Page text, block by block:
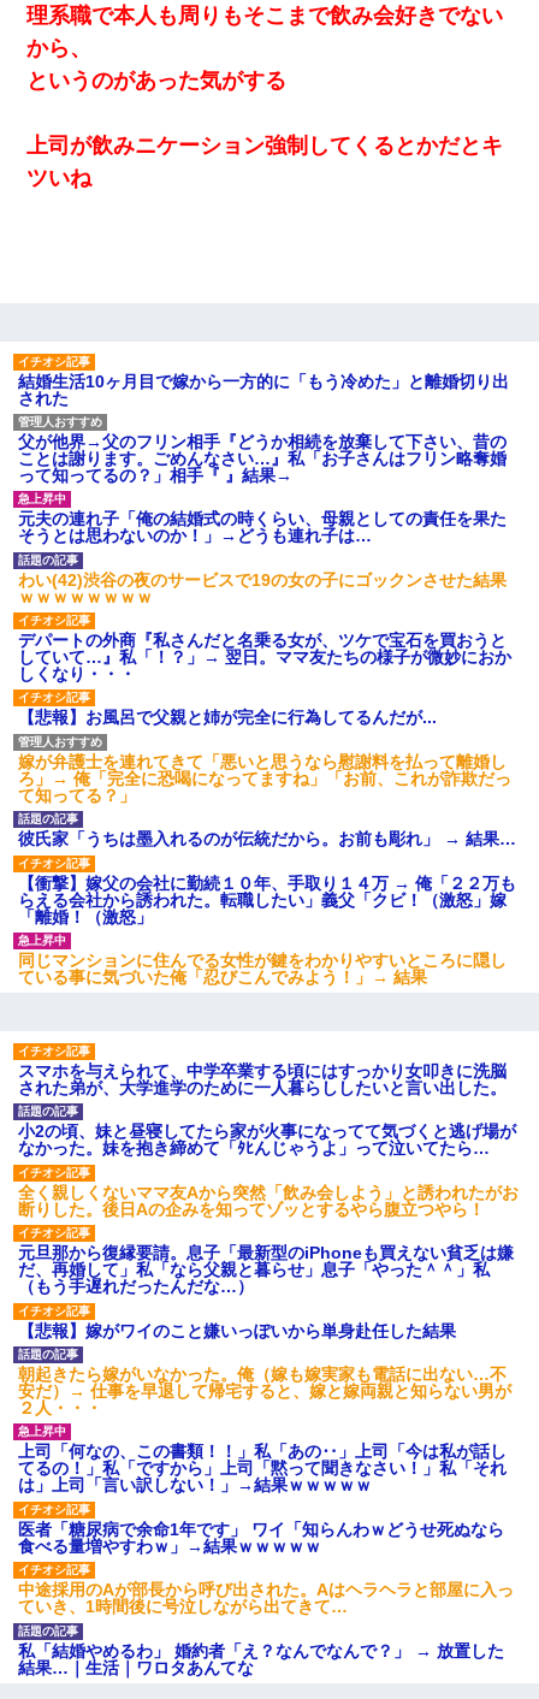
理系職で本人も周りもそこまで飲み会好きでない
から、
というのがあった気がする
上司が飲みニケーション強制してくるとかだとキ
ツいね
結婚生活10ヶ月目で嫁から一方的に「もう冷めた」と離婚切り出
された
父が他界→父のフリン相手『どうか相続を放棄して下さい、昔の
ことは謝ります。ごめんなさい…』私「お子さんはフリン略奪婚
って知ってるの？」相手『 』結果→
元夫の連れ子「俺の結婚式の時くらい、母親としての責任を果た
そうとは思わないのか！」→どうも連れ子は…
わい(42)渋谷の夜のサービスで19の女の子にゴックンさせた結果
ｗｗｗｗｗｗｗｗ
デパートの外商『私さんだと名乗る女が、ツケで宝石を買おうと
していて…』私「！？」→ 翌日。ママ友たちの様子が微妙におか
しくなり・・・
【悲報】お風呂で父親と姉が完全に行為してるんだが...
嫁が弁護士を連れてきて「悪いと思うなら慰謝料を払って離婚し
ろ」→ 俺「完全に恐喝になってますね」「お前、これが詐欺だっ
て知ってる？」
彼氏家「うちは墨入れるのが伝統だから。お前も彫れ」 → 結果…
【衝撃】嫁父の会社に勤続１０年、手取り１４万 → 俺「２２万も
らえる会社から誘われた。転職したい」義父「クビ！（激怒」嫁
「離婚！（激怒」
同じマンションに住んでる女性が鍵をわかりやすいところに隠し
ている事に気づいた俺「忍びこんでみよう！」→ 結果
スマホを与えられて、中学卒業する頃にはすっかり女叩きに洗脳
された弟が、大学進学のために一人暮らししたいと言い出した。
小2の頃、妹と昼寝してたら家が火事になってて気づくと逃げ場が
なかった。妹を抱き締めて「ﾀﾋんじゃうよ」って泣いてたら…
全く親しくないママ友Aから突然「飲み会しよう」と誘われたがお
断りした。後日Aの企みを知ってゾッとするやら腹立つやら！
元旦那から復縁要請。息子「最新型のiPhoneも買えない貧乏は嫌
だ、再婚して」私「なら父親と暮らせ」息子「やった＾＾」私
（もう手遅れだったんだな…）
【悲報】嫁がワイのこと嫌いっぽいから単身赴任した結果
朝起きたら嫁がいなかった。俺（嫁も嫁実家も電話に出ない…不
安だ）→ 仕事を早退して帰宅すると、嫁と嫁両親と知らない男が
２人・・・
上司「何なの、この書類！！」私「あの‥」上司「今は私が話し
てるの！」私「ですから」上司「黙って聞きなさい！」私「それ
は」上司「言い訳しない！」→結果ｗｗｗｗｗ
医者「糖尿病で余命1年です」 ワイ「知らんわｗどうせ死ぬなら
食べる量増やすわｗ」→結果ｗｗｗｗｗ
中途採用のAが部長から呼び出された。Aはヘラヘラと部屋に入っ
ていき、1時間後に号泣しながら出てきて…
私「結婚やめるわ」 婚約者「え？なんでなんで？」 → 放置した
結果…｜生活｜ワロタあんてな